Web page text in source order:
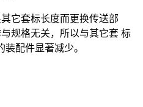
它套标长度而更换传送部
规格无关，所以与其它套 标
装配件显著减少。